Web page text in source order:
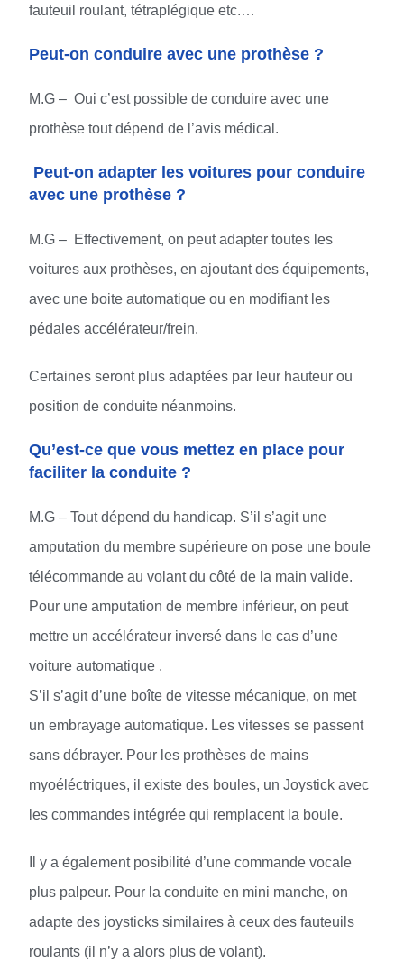
fauteuil roulant, tétraplégique etc.…
Peut-on conduire avec une prothèse ?
M.G – Oui c’est possible de conduire avec une
prothèse tout dépend de l’avis médical.
Peut-on adapter les voitures pour conduire
avec une prothèse ?
M.G – Effectivement, on peut adapter toutes les
voitures aux prothèses, en ajoutant des équipements,
avec une boite automatique ou en modifiant les
pédales accélérateur/frein.
Certaines seront plus adaptées par leur hauteur ou
position de conduite néanmoins.
Qu’est-ce que vous mettez en place pour
faciliter la conduite ?
M.G – Tout dépend du handicap. S’il s’agit une
amputation du membre supérieure on pose une boule
télécommande au volant du côté de la main valide.
Pour une amputation de membre inférieur, on peut
mettre un accélérateur inversé dans le cas d’une
voiture automatique .
S’il s’agit d’une boîte de vitesse mécanique, on met
un embrayage automatique. Les vitesses se passent
sans débrayer. Pour les prothèses de mains
myoéléctriques, il existe des boules, un Joystick avec
les commandes intégrée qui remplacent la boule.
Il y a également posibilité d’une commande vocale
plus palpeur. Pour la conduite en mini manche, on
adapte des joysticks similaires à ceux des fauteuils
roulants (il n’y a alors plus de volant).